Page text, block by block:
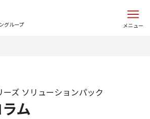
グループ メニュー
ム
ズ ソリューションパック